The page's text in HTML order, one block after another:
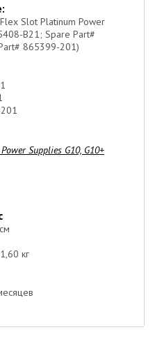
Slot Platinum Power
B21; Spare Part#
865399-201)
Supplies G10, G10+
кг